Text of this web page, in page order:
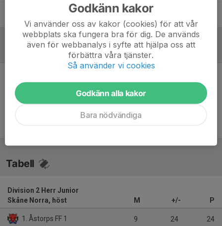
Jonas Tillman Lagledare
Inget referat skrivet
Tabell
Division 2 Herr Junior
Skåne Norra, höst
M +/- P
1. Åstorps FF 1 9 24 24
Godkänn kakor
Vi använder oss av kakor (cookies) för att vår
webbplats ska fungera bra för dig. De används
även för webbanalys i syfte att hjälpa oss att
förbättra våra tjänster.
Så använder vi cookies
Godkänn alla kakor
Bara nödvändiga